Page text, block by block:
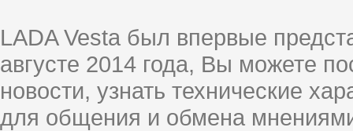
LADA Vesta был впервые
августе 2014 года, Вы можете
новости, узнать технические
для общения и обмена